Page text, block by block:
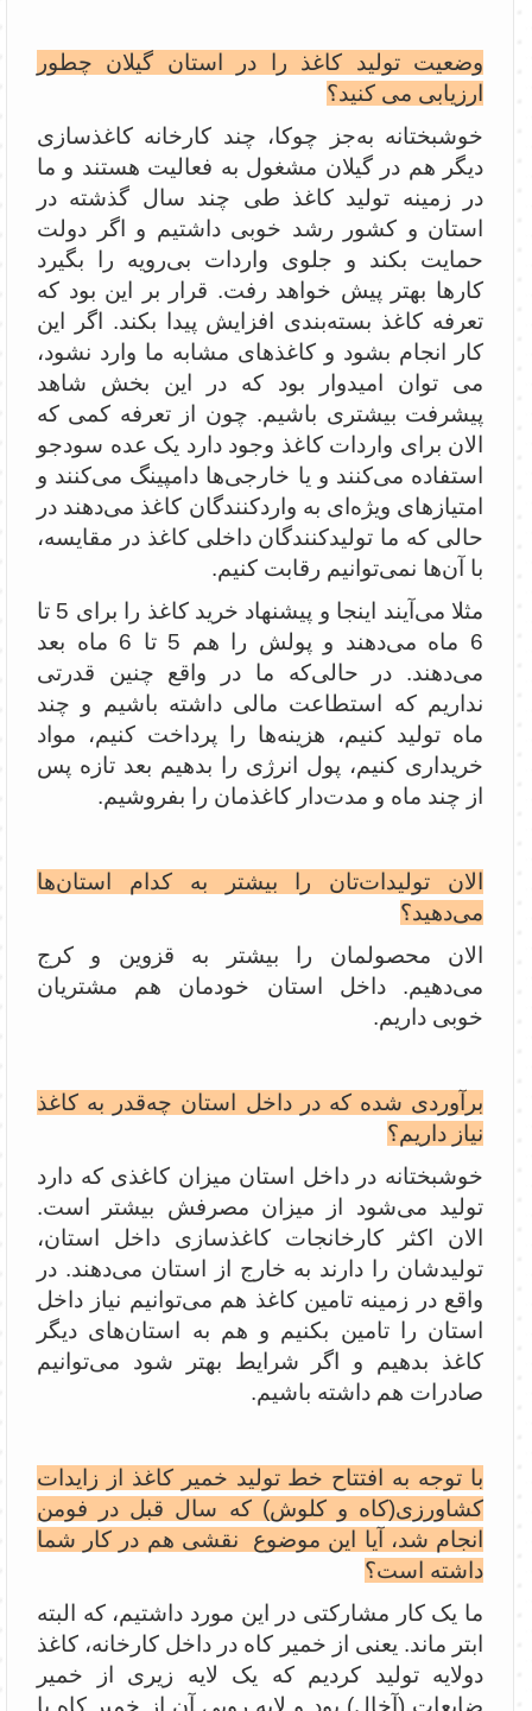
وضعیت تولید کاغذ را در استان گیلان چطور
ارزیابی می کنید؟
خوشبختانه به‌جز چوکا، چند کارخانه کاغذسازی
دیگر هم در گیلان مشغول به فعالیت هستند و ما
در زمینه تولید کاغذ طی چند سال گذشته در
استان و کشور رشد خوبی داشتیم و اگر دولت
حمایت بکند و جلوی واردات بی‌رویه را بگیرد
کارها بهتر پیش خواهد رفت. قرار بر این بود که
تعرفه کاغذ بسته‌بندی افزایش پیدا بکند. اگر این
کار انجام بشود و کاغذهای مشابه ما وارد نشود،
می توان امیدوار بود که در این بخش شاهد
پیشرفت بیشتری باشیم. چون از تعرفه کمی که
الان برای واردات کاغذ وجود دارد یک عده سودجو
استفاده می‌کنند و یا خارجی‌ها دامپینگ می‌کنند و
امتیازهای ویژه‌ای به واردکنندگان کاغذ می‌دهند در
حالی که ما تولیدکنندگان داخلی کاغذ در مقایسه،
با آن‌ها نمی‌توانیم رقابت کنیم.
مثلا می‌آیند اینجا و پیشنهاد خرید کاغذ را برای 5 تا
6 ماه می‌دهند و پولش را هم 5 تا 6 ماه بعد
می‌دهند. در حالی‌که ما در واقع چنین قدرتی
نداریم که استطاعت مالی داشته باشیم و چند
ماه تولید کنیم، هزینه‌ها را پرداخت کنیم، مواد
خریداری کنیم، پول انرژی را بدهیم بعد تازه پس
از چند ماه و مدت‌دار کاغذمان را بفروشیم.
الان تولیدات‌تان را بیشتر به کدام استان‌ها
می‌دهید؟
الان محصولمان را بیشتر به قزوین و کرج
می‌دهیم. داخل استان خودمان هم مشتریان
خوبی داریم.
برآوردی شده که در داخل استان چه‌قدر به کاغذ
نیاز داریم؟
خوشبختانه در داخل استان میزان کاغذی که دارد
تولید می‌شود از میزان مصرفش بیشتر است.
الان اکثر کارخانجات کاغذسازی داخل استان،
تولیدشان را دارند به خارج از استان می‌دهند. در
واقع در زمینه تامین کاغذ هم می‌توانیم نیاز داخل
استان را تامین بکنیم و هم به استان‌های دیگر
کاغذ بدهیم و اگر شرایط بهتر شود می‌توانیم
صادرات هم داشته باشیم.
با توجه به افتتاح خط تولید خمیر کاغذ از زایدات
کشاورزی(کاه و کلوش) که سال قبل در فومن
انجام شد، آیا این موضوع نقشی هم در کار شما
داشته است؟
ما یک کار مشارکتی در این مورد داشتیم، که البته
ابتر ماند. یعنی از خمیر کاه در داخل کارخانه، کاغذ
دولایه تولید کردیم که یک لایه زیری از خمیر
ضایعات (آخال) بود و لایه رویی آن از خمیر کاه با